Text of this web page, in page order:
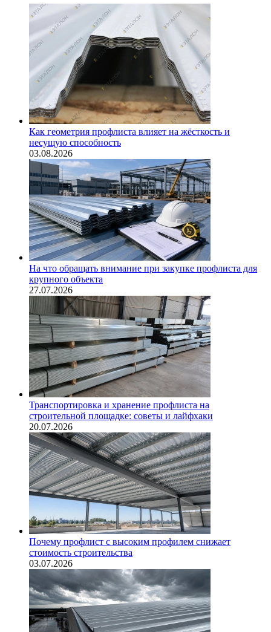
Как геометрия профлиста влияет на жёсткость и
несущую способность
03.08.2026
На что обращать внимание при закупке профлиста для
крупного объекта
27.07.2026
Транспортировка и хранение профлиста на
строительной площадке: советы и лайфхаки
20.07.2026
Почему профлист с высоким профилем снижает
стоимость строительства
03.07.2026